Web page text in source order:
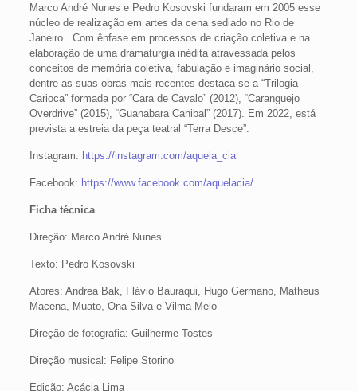
Marco André Nunes e Pedro Kosovski fundaram em 2005 esse
núcleo de realização em artes da cena sediado no Rio de
Janeiro. Com ênfase em processos de criação coletiva e na
elaboração de uma dramaturgia inédita atravessada pelos
conceitos de memória coletiva, fabulação e imaginário social,
dentre as suas obras mais recentes destaca-se a “Trilogia
Carioca” formada por “Cara de Cavalo” (2012), “Caranguejo
Overdrive” (2015), “Guanabara Canibal” (2017). Em 2022, está
prevista a estreia da peça teatral “Terra Desce”.
Instagram: https://instagram.com/aquela_cia
Facebook: https://www.facebook.com/aquelacia/
Ficha técnica
Direção: Marco André Nunes
Texto: Pedro Kosovski
Atores: Andrea Bak, Flávio Bauraqui, Hugo Germano, Matheus
Macena, Muato, Ona Silva e Vilma Melo
Direção de fotografia: Guilherme Tostes
Direção musical: Felipe Storino
Edição: Acácia Lima